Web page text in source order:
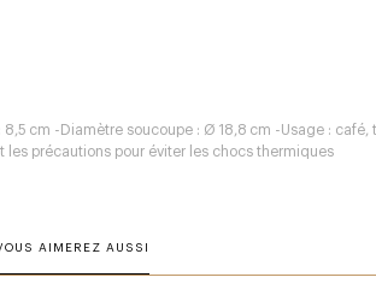
cm -Diamètre soucoupe : Ø 18,8 cm -Usage :
les précautions pour éviter les chocs thermiques
AIMEREZ AUSSI